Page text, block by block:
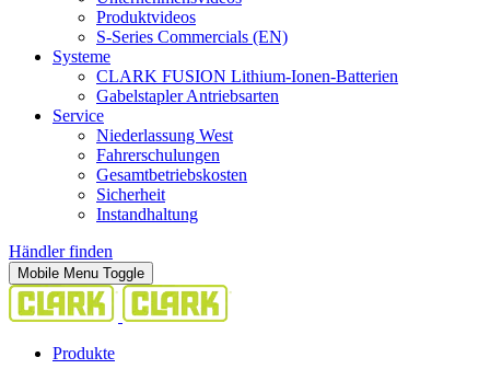
Produktvideos
S-Series Commercials (EN)
Systeme
CLARK FUSION Lithium-Ionen-Batterien
Gabelstapler Antriebsarten
Service
Niederlassung West
Fahrerschulungen
Gesamtbetriebskosten
Sicherheit
Instandhaltung
Händler finden
Mobile Menu Toggle
Produkte